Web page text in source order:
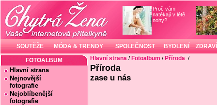
Proč vám
natékají v létě
nohy?
SOUTĚŽE MÓDA & TRENDY SPOLEČNOST BYDLENÍ ZDRAVÍ
FOTOALBUM
Hlavní strana
Nejnovější
fotografie
Nejoblíbenější
fotografie
Hlavní strana / Fotoalbum / Příroda /
Příroda
zase u nás